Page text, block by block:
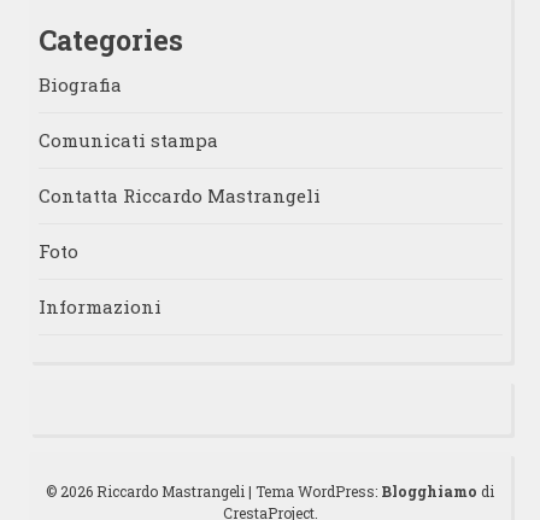
Categories
Biografia
Comunicati stampa
Contatta Riccardo Mastrangeli
Foto
Informazioni
© 2026 Riccardo Mastrangeli | Tema WordPress: Blogghiamo di
CrestaProject.